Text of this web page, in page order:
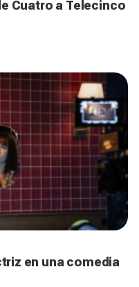
Cuatro a Telecinco
en una comedia